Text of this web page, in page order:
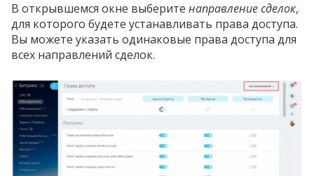
В открывшемся окне выберите направление сделок,
для которого будете устанавливать права доступа.
Вы можете указать одинаковые права доступа для
всех направлений сделок.